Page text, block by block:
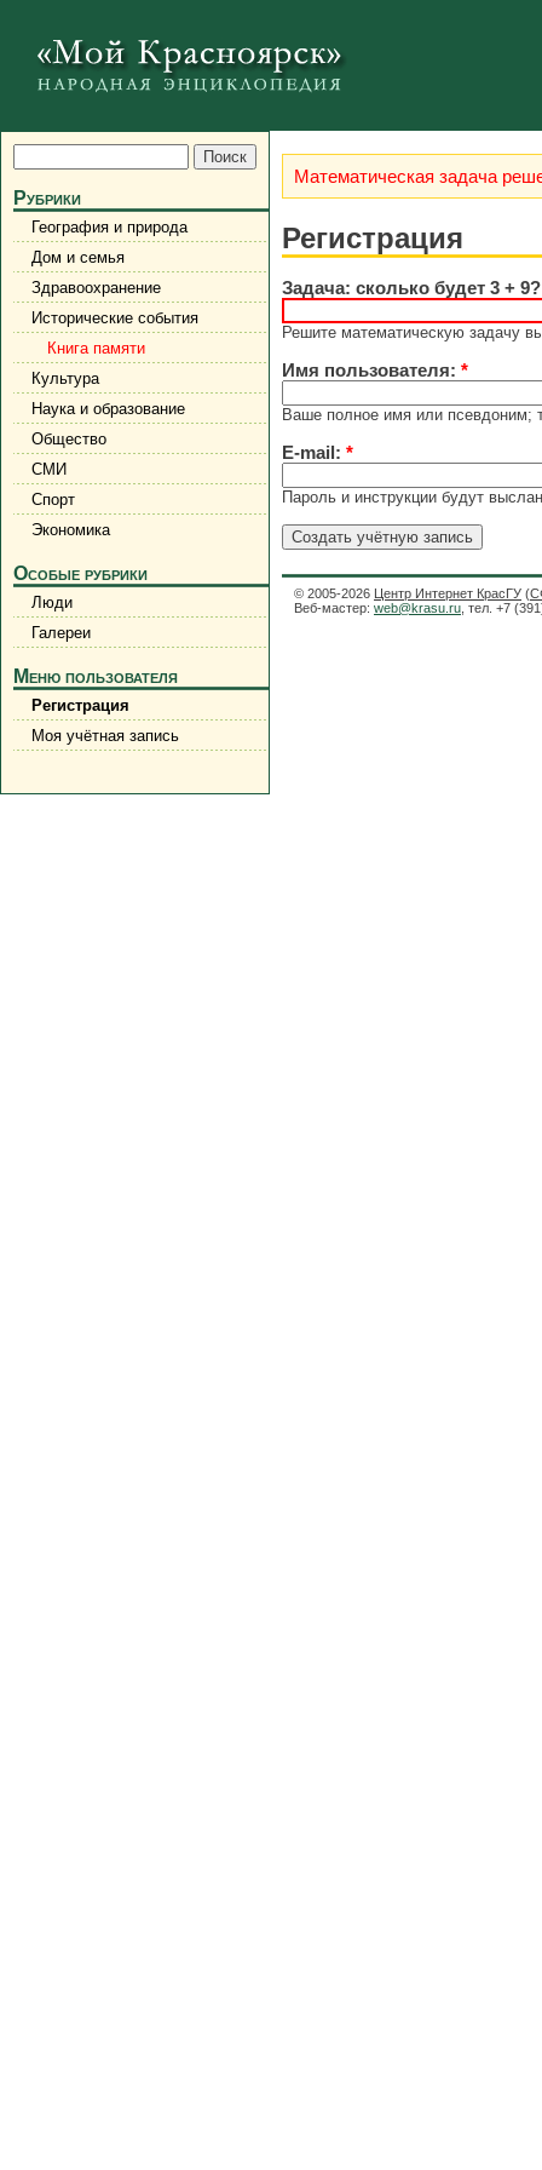
Рубрики
География и природа
Дом и семья
Здравоохранение
Исторические события
Книга памяти
Культура
Наука и образование
Общество
СМИ
Спорт
Экономика
Особые рубрики
Люди
Галереи
Меню пользователя
Регистрация
Моя учётная запись
Математическая задача
Регистрация
Задача: сколько будет 3 +
Решите математическую задачу
Имя пользователя: *
Ваше полное имя или псевдоним;
E-mail: *
Пароль и инструкции будут
© 2005-2026 Центр Интернет КрасГУ (
Веб-мастер: web@krasu.ru , тел. +7